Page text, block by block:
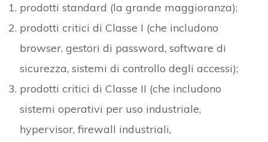
prodotti standard (la grande maggioranza);
prodotti critici di Classe I (che includono
browser, gestori di password, software di
sicurezza, sistemi di controllo degli accessi);
prodotti critici di Classe II (che includono
sistemi operativi per uso industriale,
hypervisor, firewall industriali,